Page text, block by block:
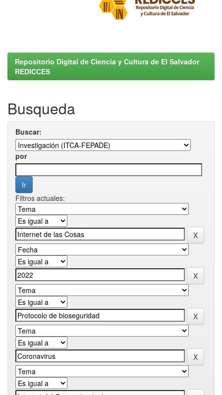
Repositorio Digital de Ciencia y Cultura de El Salvador
REDICCES
Busqueda
Buscar:
por
Filtros actuales: